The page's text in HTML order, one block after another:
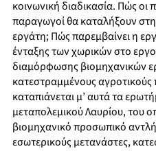
κοινωνική διαδικασία. Πώς
παραγωγοί θα καταλήξουν
εργάτη; Πώς παρεμβαίνει η
ένταξης των χωρικών στο
διαμόρφωσης βιομηχανικών
κατεστραμμένους
καταπιάνεται μ’ αυτά τα
μεταπολεμικού Λαυρίου, του
βιομηχανικό προσωπικό
εσωτερικούς μετανάστες,